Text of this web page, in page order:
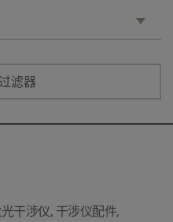
滤器
干涉仪, 干涉仪配件,